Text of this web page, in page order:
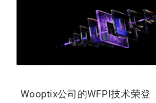
Wooptix公司的WFPI技术荣登